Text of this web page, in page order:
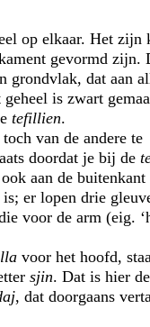
op elkaar. Het zijn
gevormd zijn.
grondvlak, dat aan
is zwart
tefillien.
van de andere te
doordat je bij de
aan de buitenkant
er lopen drie
voor de arm (eig.
voor het hoofd,
sjin. Dat is hier de
, dat doorgaans